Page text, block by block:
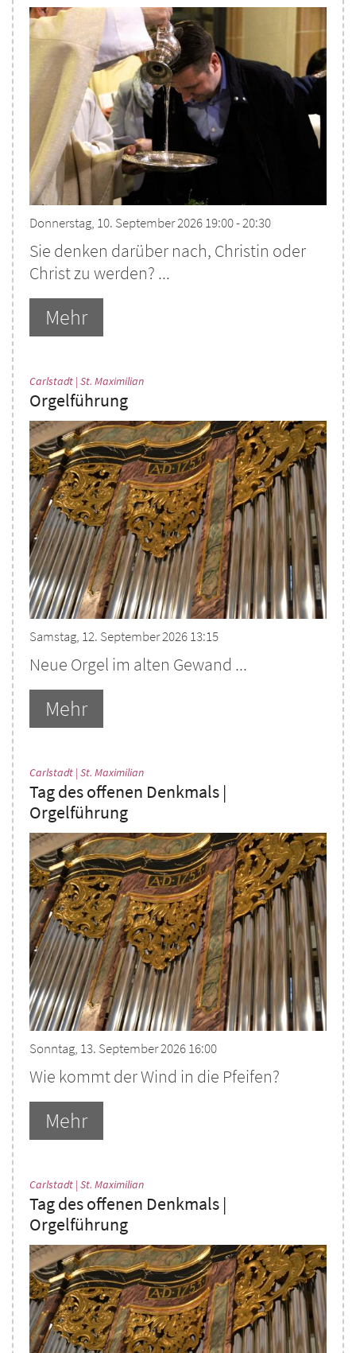
Donnerstag, 10. September 2026 19:00 - 20:30
Sie denken darüber nach, Christin oder
Christ zu werden? ...
Mehr
Carlstadt | St. Maximilian:
Orgelführung
Samstag, 12. September 2026 13:15
Neue Orgel im alten Gewand ...
Mehr
Carlstadt | St. Maximilian:
Tag des offenen Denkmals |
Orgelführung
Sonntag, 13. September 2026 16:00
Wie kommt der Wind in die Pfeifen?
Mehr
Carlstadt | St. Maximilian:
Tag des offenen Denkmals |
Orgelführung